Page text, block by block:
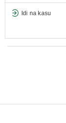
Idi na kasu